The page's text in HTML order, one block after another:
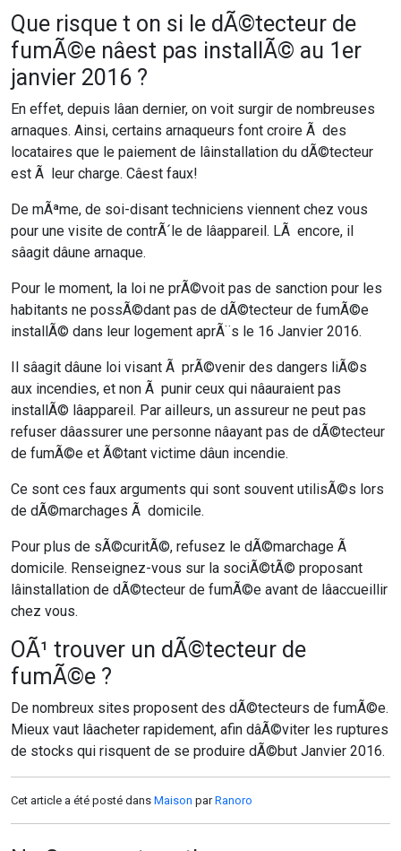
Que risque t on si le dÃ©tecteur de
fumÃ©e nâest pas installÃ© au 1er
janvier 2016 ?
En effet, depuis lâan dernier, on voit surgir de nombreuses
arnaques. Ainsi, certains arnaqueurs font croire Ã des
locataires que le paiement de lâinstallation du dÃ©tecteur
est Ã leur charge. Câest faux!
De mÃªme, de soi-disant techniciens viennent chez vous
pour une visite de contrÃ´le de lâappareil. LÃ encore, il
sâagit dâune arnaque.
Pour le moment, la loi ne prÃ©voit pas de sanction pour les
habitants ne possÃ©dant pas de dÃ©tecteur de fumÃ©e
installÃ© dans leur logement aprÃ¨s le 16 Janvier 2016.
Il sâagit dâune loi visant Ã prÃ©venir des dangers liÃ©s
aux incendies, et non Ã punir ceux qui nâauraient pas
installÃ© lâappareil. Par ailleurs, un assureur ne peut pas
refuser dâassurer une personne nâayant pas de dÃ©tecteur
de fumÃ©e et Ã©tant victime dâun incendie.
Ce sont ces faux arguments qui sont souvent utilisÃ©s lors
de dÃ©marchages Ã domicile.
Pour plus de sÃ©curitÃ©, refusez le dÃ©marchage Ã
domicile. Renseignez-vous sur la sociÃ©tÃ© proposant
lâinstallation de dÃ©tecteur de fumÃ©e avant de lâaccueillir
chez vous.
OÃ¹ trouver un dÃ©tecteur de
fumÃ©e ?
De nombreux sites proposent des dÃ©tecteurs de fumÃ©e.
Mieux vaut lâacheter rapidement, afin dâÃ©viter les ruptures
de stocks qui risquent de se produire dÃ©but Janvier 2016.
Cet article a été posté dans Maison parRanoro